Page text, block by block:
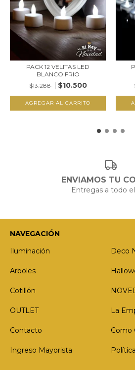
PACK 12 VELITAS LED
BLANCO FRIO
$13.288
$10.500
ENVIAMOS TU
Entregas a todo
NAVEGACIÓN
Iluminación
Deco
Arboles
Cotillón
OUTLET La
Contacto Como
Ingreso Mayorista